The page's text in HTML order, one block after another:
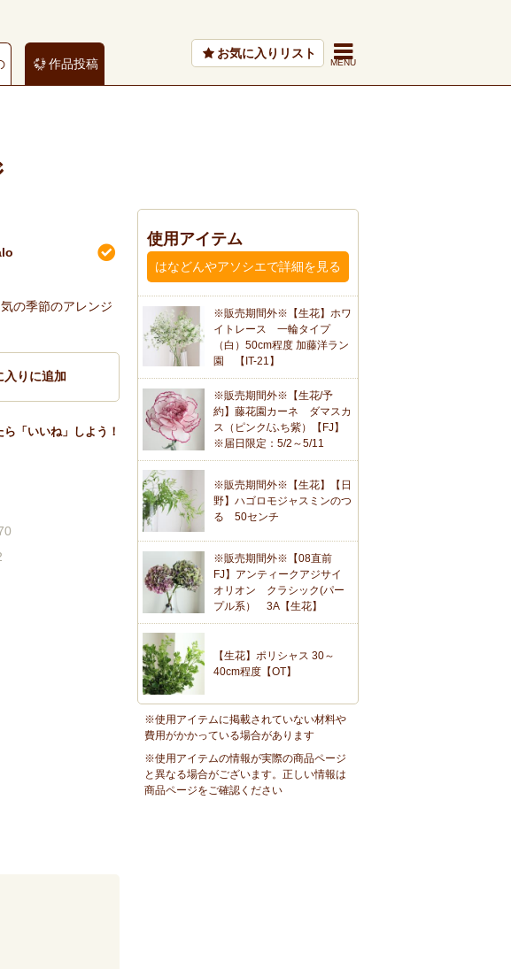
作品投稿
お気に入りリスト
の季節のアレンジ
「いいね」しよう！
使用アイテム
はなどんやアソシエで詳細を見る
※販売期間外※【生花】ホワ
イトレース 一輪タイプ
（白）50cm程度 加藤洋ラン
園 【IT-21】
※販売期間外※【生花/予
約】藤花園カーネ ダマスカ
ス（ピンク/ふち紫）【FJ】
※届日限定：5/2～5/11
※販売期間外※【生花】【日
野】ハゴロモジャスミンのつ
る 50センチ
※販売期間外※【08直前
FJ】アンティークアジサイ
オリオン クラシック(パー
プル系） 3A【生花】
【生花】ポリシャス 30～
40cm程度【OT】
※使用アイテムに掲載されていない材料や
費用がかかっている場合があります
※使用アイテムの情報が実際の商品ページ
と異なる場合がございます。正しい情報は
商品ページをご確認ください